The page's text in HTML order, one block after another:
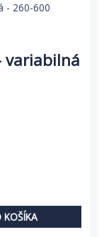
–
KOŠÍKA